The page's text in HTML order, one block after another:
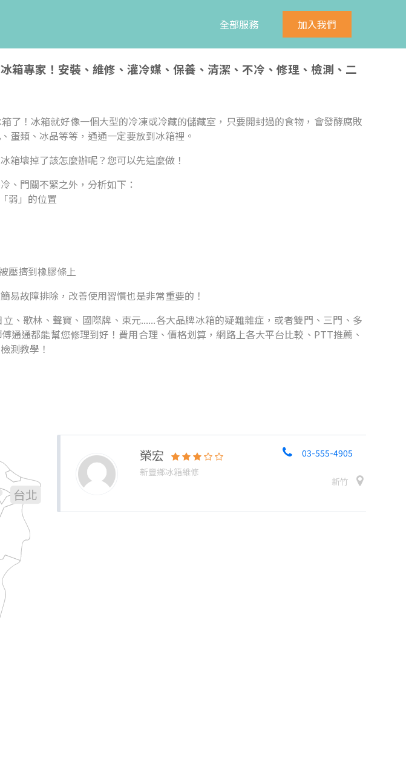
全部服務 加入我們
箱專家！安裝、維修、灌冷媒、保養、清潔、不冷、修理、檢測、二
了！冰箱就好像一個大型的冷凍或冷藏的儲藏室，只要開封過的食物，會發酵腐敗
蛋類、冰品等等，通通一定要放到冰箱裡。
箱壞掉了該怎麼辦呢？您可以先這麼做！
、門關不緊之外，分析如下：
弱」的位置
壓擠到橡膠條上
易故障排除，改善使用習慣也是非常重要的！
、歌林、聲寶、國際牌、東元......各大品牌冰箱的疑難雜症，或者雙門、三門、多
通通都能幫您修理到好！費用合理、價格划算，網路上各大平台比較、PTT推薦、
測教學！
台北
蓮
宜蘭
榮宏
新豐鄉冰箱維修
03-555-4905
新竹